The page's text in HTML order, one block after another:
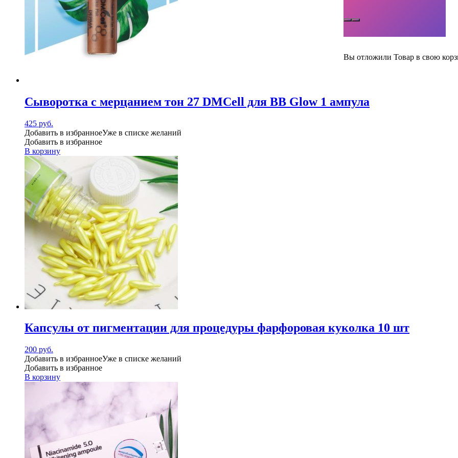
Вы отложили Товар в свою
Сыворотка с мерцанием тон 27 DMCell для BB Glow 1 ампула
425 руб.
Добавить в избранноеУже в списке желаний
Добавить в избранное
В корзину
Капсулы от пигментации для процедуры фарфоровая куколка 10 шт
200 руб.
Добавить в избранноеУже в списке желаний
Добавить в избранное
В корзину